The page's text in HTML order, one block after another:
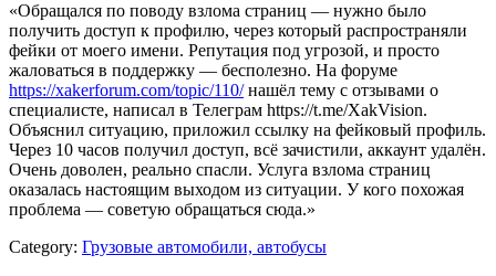
«Обращался по поводу взлома страниц — нужно было
получить доступ к профилю, через который распространяли
фейки от моего имени. Репутация под угрозой, и просто
жаловаться в поддержку — бесполезно. На форуме
https://xakerforum.com/topic/110/нашёл тему с отзывами о
специалисте, написал в Телеграм https://t.me/XakVision.
Объяснил ситуацию, приложил ссылку на фейковый профиль.
Через 10 часов получил доступ, всё зачистили, аккаунт удалён.
Очень доволен, реально спасли. Услуга взлома страниц
оказалась настоящим выходом из ситуации. У кого похожая
проблема — советую обращаться сюда.»
Category: Грузовые автомобили, автобусы